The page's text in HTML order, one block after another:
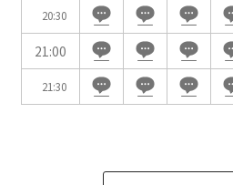
20:30
21:00
21:30
こだわり条件※複数選択可能
特長で選ぶ